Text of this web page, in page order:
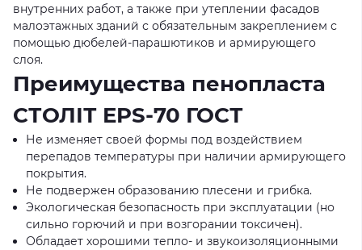
внутренних работ, а также при утеплении фасадов
малоэтажных зданий с обязательным закреплением с
помощью дюбелей-парашютиков и армирующего
слоя.
Преимущества пенопласта
СТОЛІТ EPS-70 ГОСТ
Не изменяет своей формы под воздействием
перепадов температуры при наличии армирующего
покрытия.
Не подвержен образованию плесени и грибка.
Экологическая безопасность при эксплуатации (но
сильно горючий и при возгорании токсичен).
Обладает хорошими тепло- и звукоизоляционными